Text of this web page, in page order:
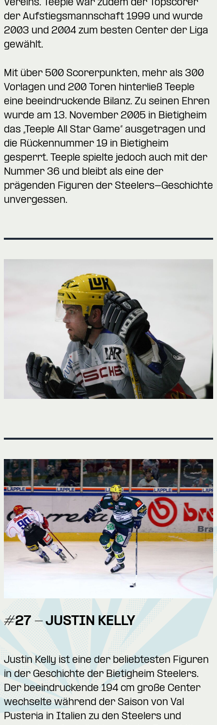
Vereins. Teeple war zudem der Topscorer
der Aufstiegsmannschaft 1999 und wurde
2003 und 2004 zum besten Center der Liga
gewählt.
Mit über 500 Scorerpunkten, mehr als 300
Vorlagen und 200 Toren hinterließ Teeple
eine beeindruckende Bilanz. Zu seinen Ehren
wurde am 13. November 2005 in Bietigheim
das „Teeple All Star Game“ ausgetragen und
die Rückennummer 19 in Bietigheim
gesperrt. Teeple spielte jedoch auch mit der
Nummer 36 und bleibt als eine der
prägenden Figuren der Steelers-Geschichte
unvergessen.
#27 - JUSTIN KELLY
Justin Kelly ist eine der beliebtesten Figuren
in der Geschichte der Bietigheim Steelers.
Der beeindruckende 194 cm große Center
wechselte während der Saison von Val
Pusteria in Italien zu den Steelers und